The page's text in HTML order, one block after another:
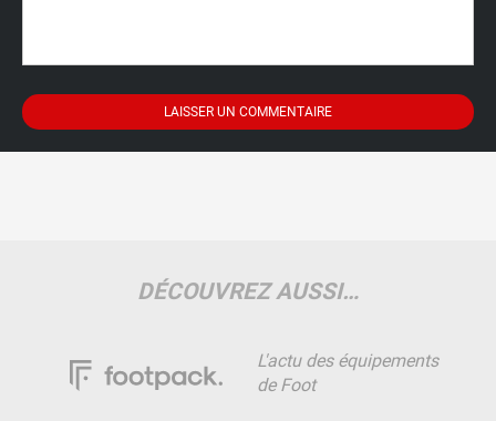
DÉCOUVREZ AUSSI…
L'actu des équipements
de Foot